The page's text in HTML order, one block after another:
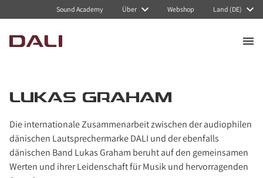
Sound Academy Über Webshop Land (DE)
LUKAS GRAHAM
Die internationale Zusammenarbeit zwischen der audiophilen
dänischen Lautsprechermarke DALI und der ebenfalls
dänischen Band Lukas Graham beruht auf den gemeinsamen
Werten und ihrer Leidenschaft für Musik und hervorragenden
Navigated to Lukas Graham